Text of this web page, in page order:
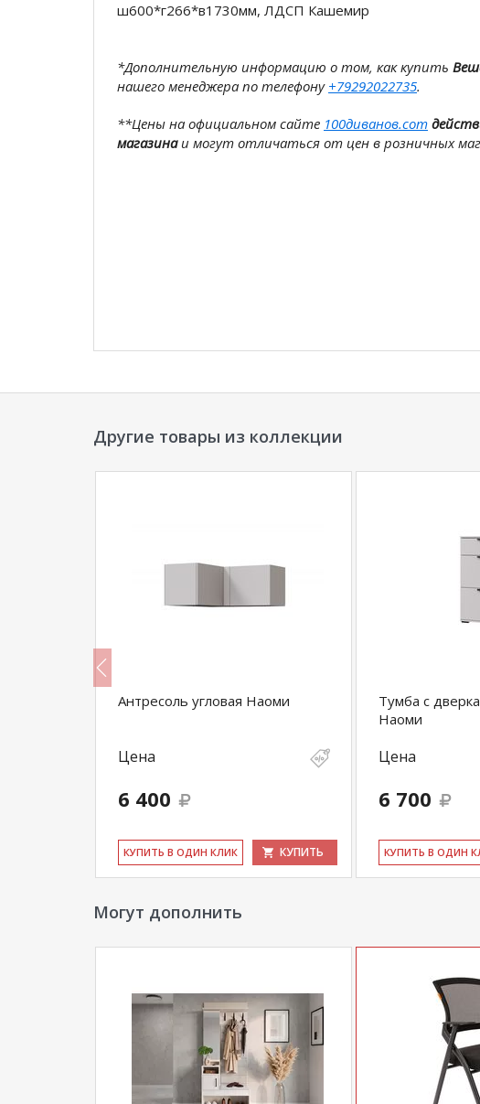
ш600*г266*в1730мм, ЛДСП Кашемир
*Дополнительную информацию о том, как купить
нашего менеджера по телефону +79292022735.
**Цены на официальном сайте 100диванов.com
магазинаи могут отличаться от цен в розничных
Другие товары из коллекции
Антресоль угловая Наоми
Цена
6 400
КУ­ПИТЬ В ОДИН КЛИК КУПИТЬ
Тумба с
Наоми
Цена
6 700
КУ­ПИТЬ В ОДИН
Могут дополнить